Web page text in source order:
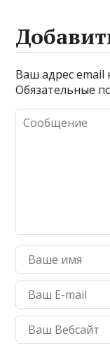
Ваш адрес email
Обязательные